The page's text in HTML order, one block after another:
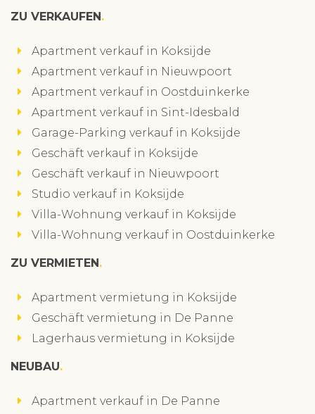
ZU VERKAUFEN
Apartment verkauf in Koksijde
Apartment verkauf in Nieuwpoort
Apartment verkauf in Oostduinkerke
Apartment verkauf in Sint-Idesbald
Garage-Parking verkauf in Koksijde
Geschäft verkauf in Koksijde
Geschäft verkauf in Nieuwpoort
Studio verkauf in Koksijde
Villa-Wohnung verkauf in Koksijde
Villa-Wohnung verkauf in Oostduinkerke
ZU VERMIETEN
Apartment vermietung in Koksijde
Geschäft vermietung in De Panne
Lagerhaus vermietung in Koksijde
NEUBAU
Apartment verkauf in De Panne